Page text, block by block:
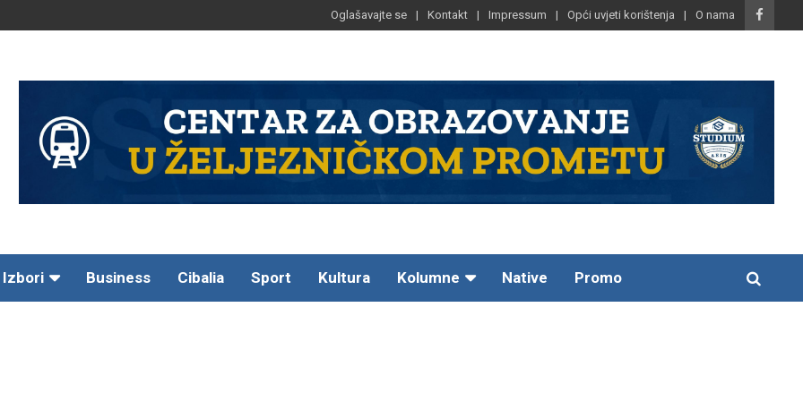
Oglašavajte se Kontakt Impressum Opći uvjeti korištenja O nama
Izbori Business Cibalia Sport Kultura Kolumne Native Promo